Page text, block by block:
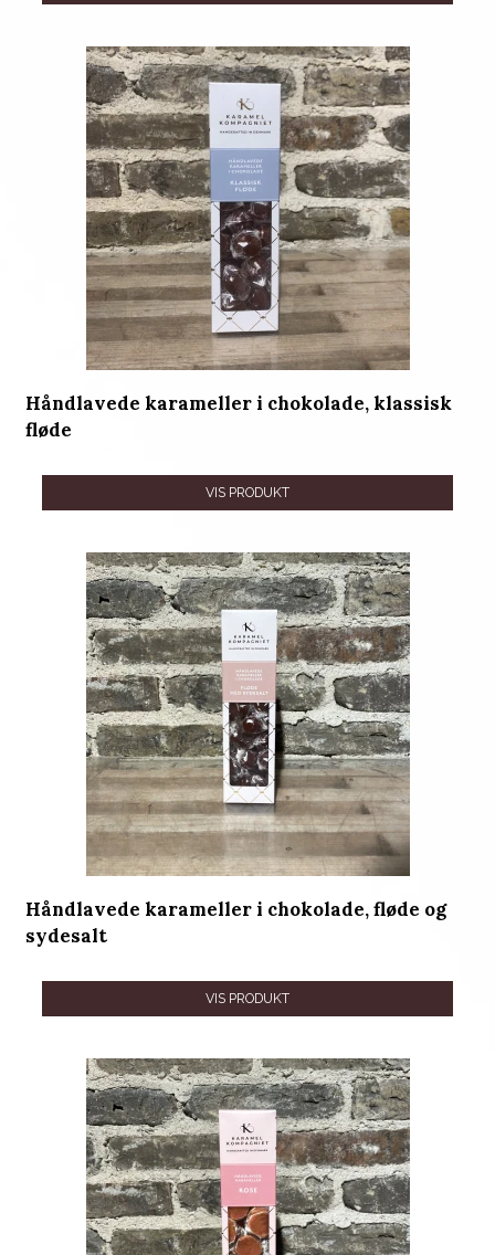
Håndlavede karameller i chokolade, klassisk
fløde
VIS PRODUKT
Håndlavede karameller i chokolade, fløde og
sydesalt
VIS PRODUKT